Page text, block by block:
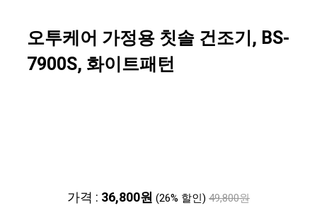
오투케어 가정용 칫솔 건조기, BS-
7900S, 화이트패턴
가격 : 36,800원 (26% 할인) 49,800원